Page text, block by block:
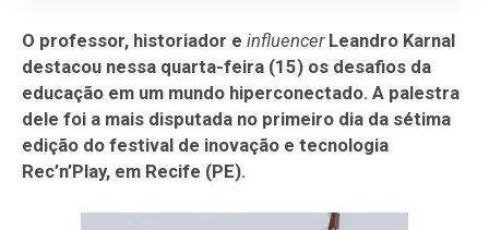
O professor, historiador e influencer Leandro Karnal
destacou nessa quarta-feira (15) os desafios da
educação em um mundo hiperconectado. A palestra
dele foi a mais disputada no primeiro dia da sétima
edição do festival de inovação e tecnologia
Rec’n’Play, em Recife (PE).